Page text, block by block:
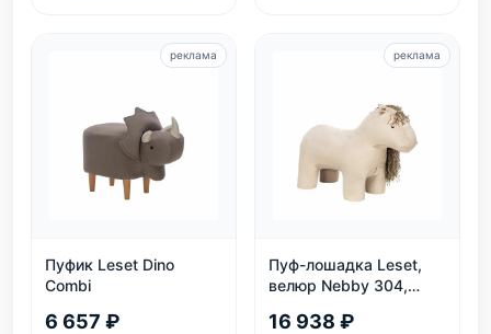
Пуфик Leset Dino
Combi
6 657 ₽
реклама
Пуф-лошадка Leset,
велюр Nebby 304,
детской
16 938 ₽
реклама